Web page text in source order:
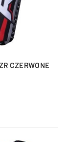
CZERWONE